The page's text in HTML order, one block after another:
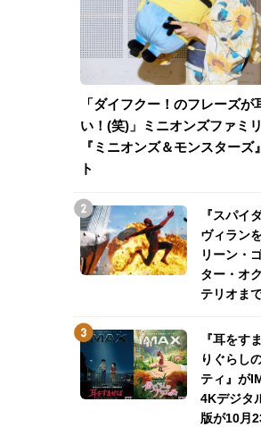
「ダイフクー！のフレーズが
い！(笑)」ミニオンズファミ
『ミニオンズ＆モンスターズ
ト
『スパイ
ヴィラン
リーン・
ター・オ
テリオま
『耳をす
りぐらし
ティ』が
4Kデジタ
版が10月